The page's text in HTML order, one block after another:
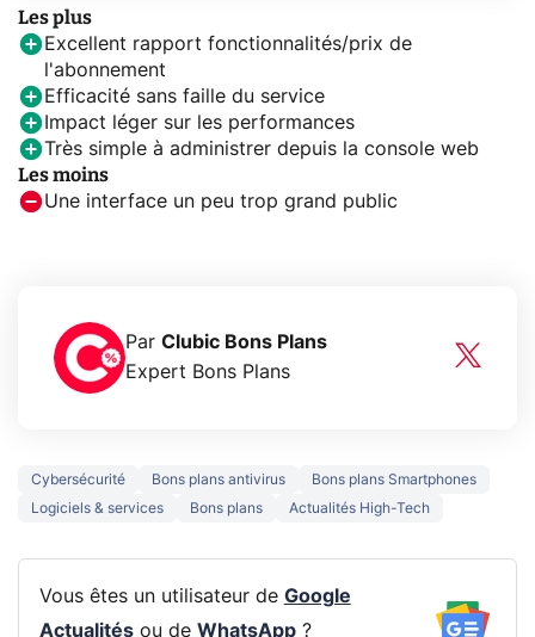
Les plus
Excellent rapport fonctionnalités/prix de
l'abonnement
Efficacité sans faille du service
Impact léger sur les performances
Très simple à administrer depuis la console web
Les moins
Une interface un peu trop grand public
Par Clubic Bons Plans
Expert Bons Plans
Cybersécurité Bons plans antivirus
Bons plans Smartphones
Logiciels & services
Bons plans Actualités High-Tech
Vous êtes un utilisateur de Google
Actualitésou de WhatsApp?